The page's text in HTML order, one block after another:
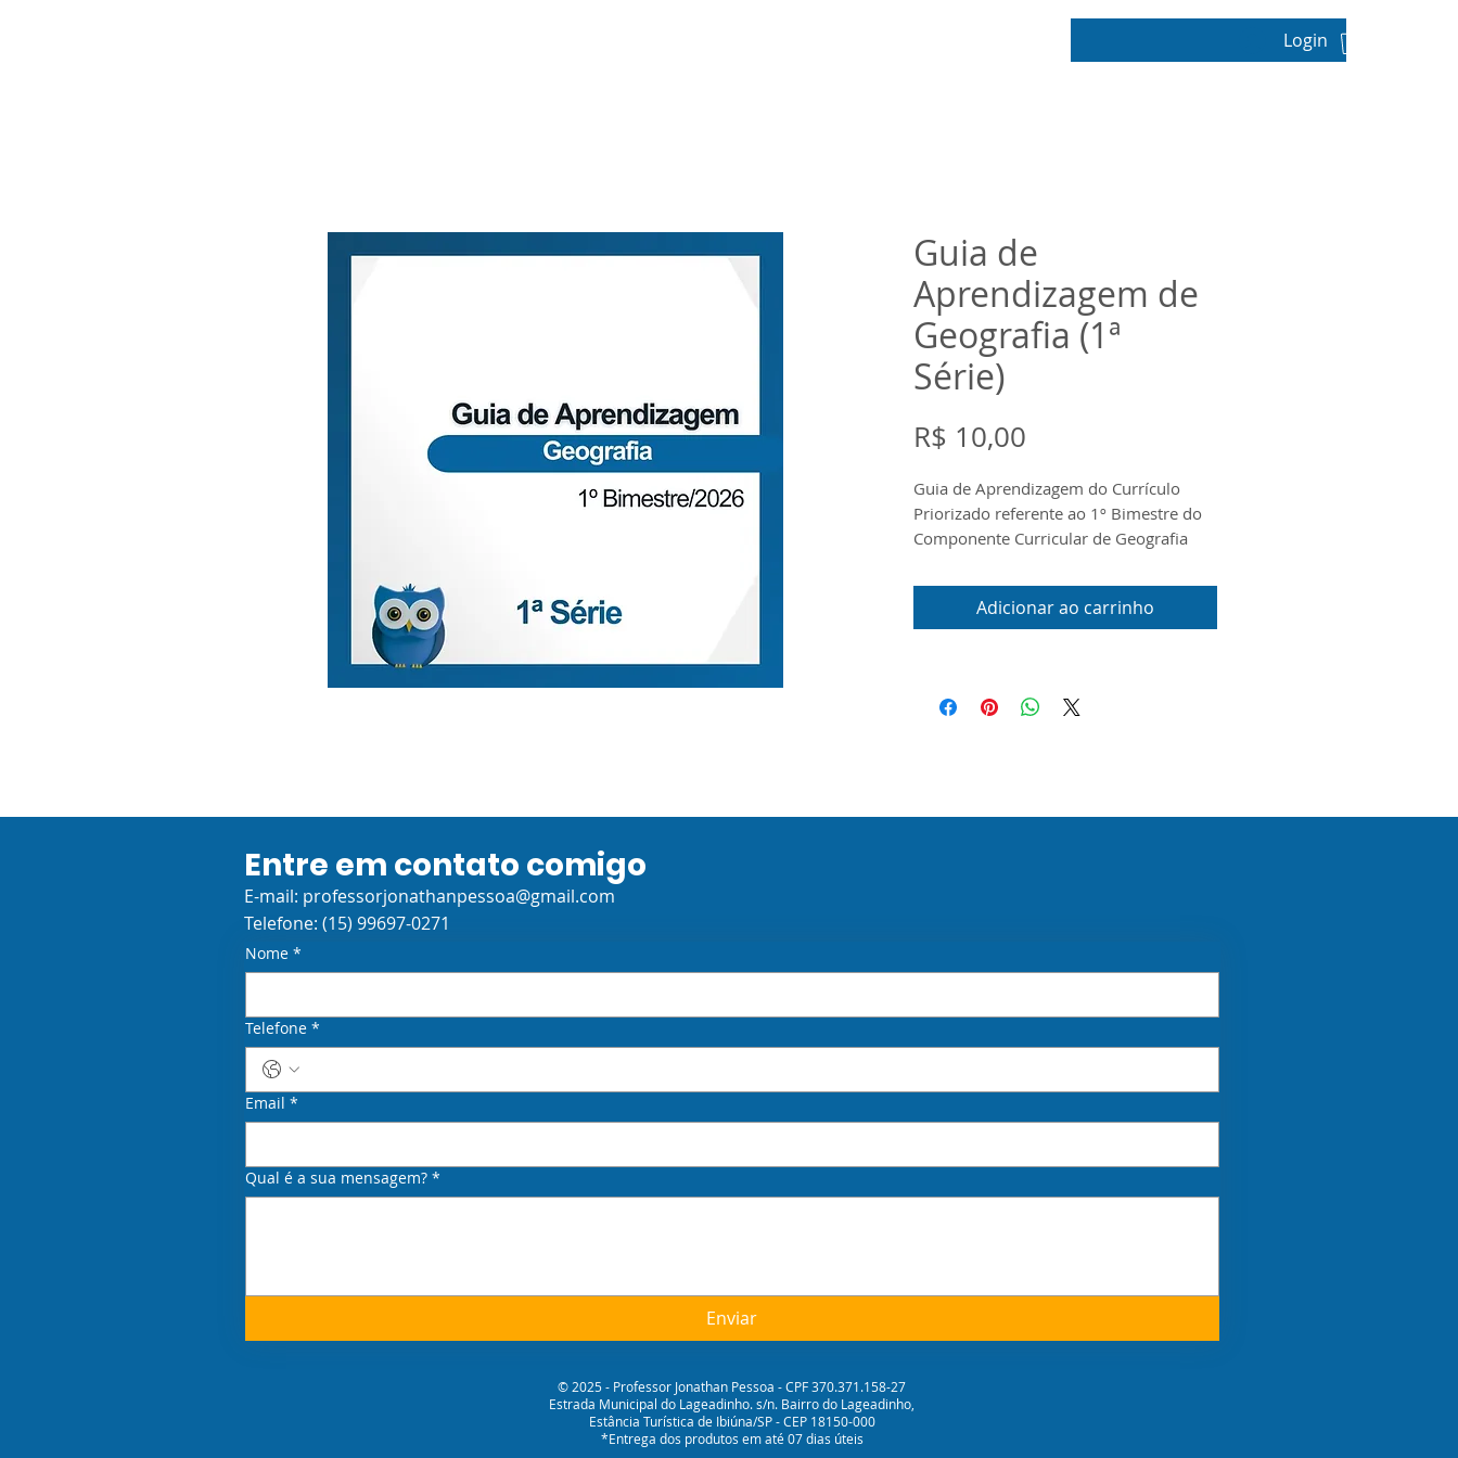
Login
Guia de
Aprendizagem de
Geografia (1ª
Série)
R$ 10,00
Guia de Aprendizagem do Currículo
Priorizado referente ao 1º Bimestre do
Componente Curricular de Geografia
O documento foi produzido conforme o
Guia do Currículo Priorizado, o Escopo e
Adicionar ao carrinho
Entre em contato comigo
E-mail: professorjonathanpessoa@gmail.com
Telefone: (15) 99697-0271
Nome *
Telefone *
Email *
Qual é a sua mensagem? *
Enviar
© 2025 - Professor Jonathan Pessoa - CPF 370.371.158-27
Estrada Municipal do Lageadinho. s/n. Bairro do Lageadinho,
Estância Turística de Ibiúna/SP - CEP 18150-000
*Entrega dos produtos em até 07 dias úteis